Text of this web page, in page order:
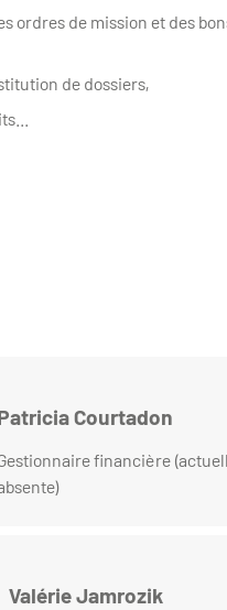
ordres de mission et des
de dossiers,
Courtadon
financière
Valérie Jamrozik